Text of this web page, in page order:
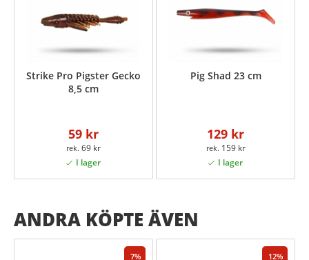
Strike Pro Pigster Gecko
8,5 cm
59 kr
69 kr
Pig Shad 23 cm
129 kr
159 kr
ANDRA KÖPTE ÄVEN
7 12